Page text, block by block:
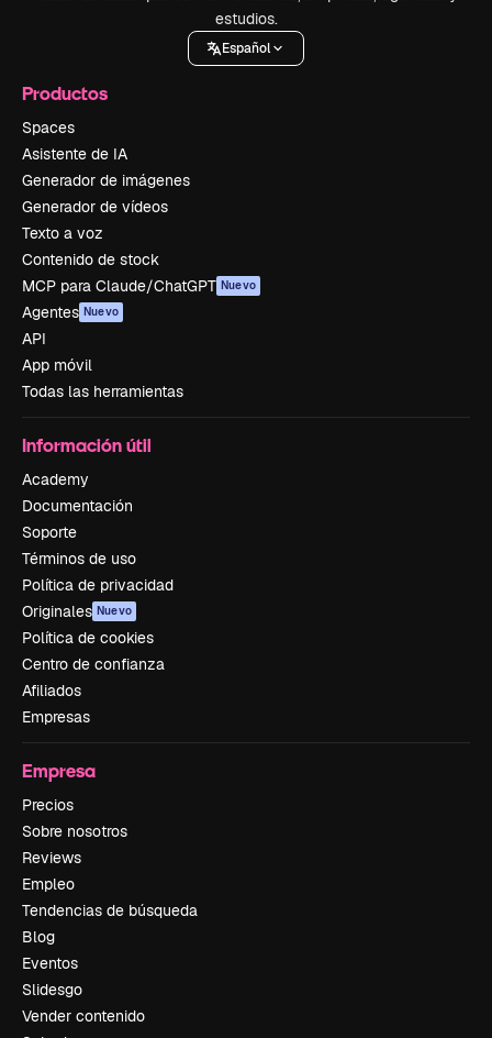
estudios.
Español
Productos
Spaces
Asistente de IA
Generador de imágenes
Generador de vídeos
Texto a voz
Contenido de stock
MCP para Claude/ChatGPT Nuevo
Agentes Nuevo
API
App móvil
Todas las herramientas
Información útil
Academy
Documentación
Soporte
Términos de uso
Política de privacidad
Originales Nuevo
Política de cookies
Centro de confianza
Afiliados
Empresas
Empresa
Precios
Sobre nosotros
Reviews
Empleo
Tendencias de búsqueda
Blog
Eventos
Slidesgo
Vender contenido